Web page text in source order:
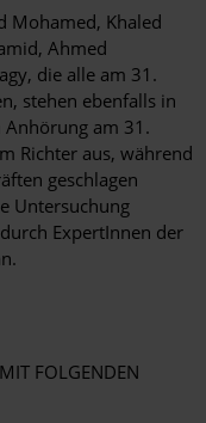
Mohamed, Khaled
Ahmed
die alle am 31.
stehen ebenfalls in
Anhörung am 31.
Richter aus, während
geschlagen
Untersuchung
ExpertInnen der
FOLGENDEN